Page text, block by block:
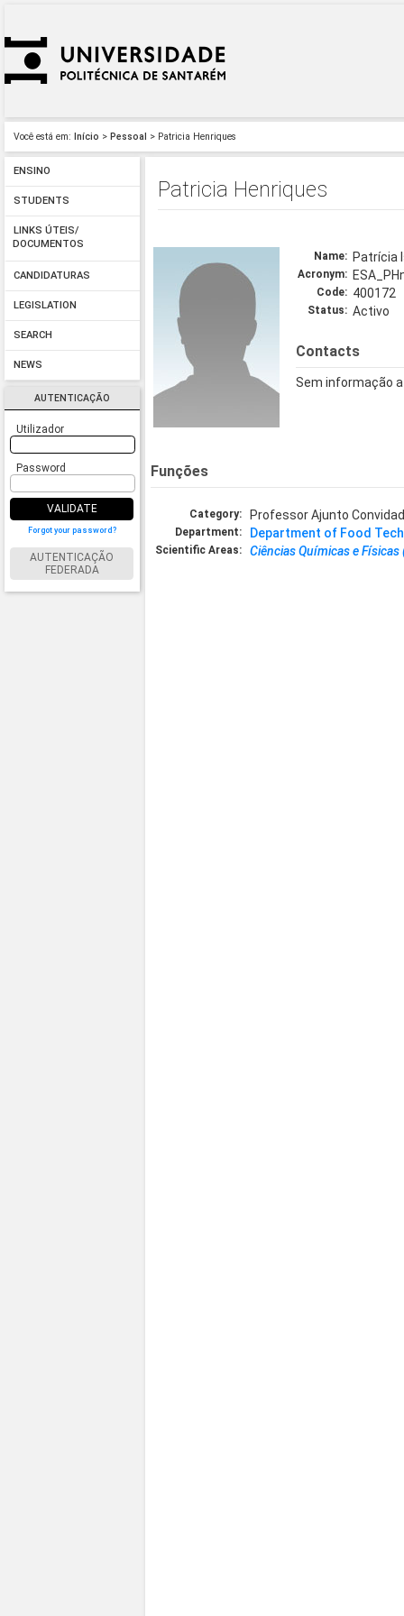
Você está em: Início > Pessoal > Patricia Henriques
ENSINO
STUDENTS
LINKS ÚTEIS/
DOCUMENTOS
CANDIDATURAS
LEGISLATION
SEARCH
NEWS
AUTENTICAÇÃO
Utilizador
Password
VALIDATE
Forgot your password?
AUTENTICAÇÃO
FEDERADA
Patricia Henriques
Name: Patrícia
Acronym:
Code: 400172
Status: Activo
Contacts
Sem informação
Funções
Category: Professor Ajunto
Department: Department of Food
Scientific Areas: Ciências Químicas e Físicas